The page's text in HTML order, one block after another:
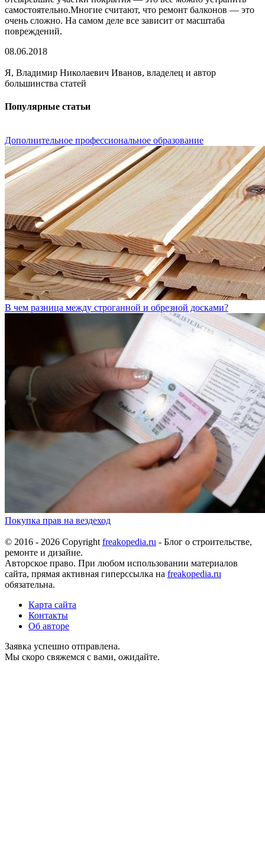
самостоятельно.Многие считают, что ремонт балконов — это
очень сложно. На самом деле все зависит от масштаба
повреждений.
08.06.2018
Я, Владимир Николаевич Иванов, владелец и автор
большинства статей
Популярные статьи
Дополнительное профессиональное образование
В чем разница между строганной и обрезной досками?
Покупка прав на вездеход
© 2016 - 2026 Copyrightfreakopedia.ru - Блог о строительстве,
ремонте и дизайне.
Авторское право. При любом использовании материалов
сайта, прямая активная гиперссылка на freakopedia.ru
обязательна.
Карта сайта
Контакты
Об авторе
Заявка успешно отправлена.
Мы скоро свяжемся с вами, ожидайте.